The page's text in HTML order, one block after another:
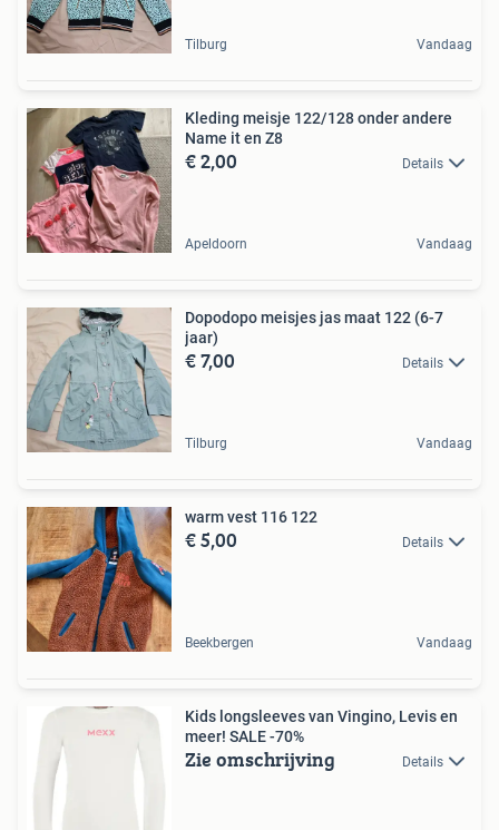
Tilburg Vandaag
Kleding meisje 122/128 onder andere
Name it en Z8
€ 2,00 Details
Apeldoorn Vandaag
Dopodopo meisjes jas maat 122 (6-7
jaar)
€ 7,00 Details
Tilburg Vandaag
warm vest 116 122
€ 5,00 Details
Beekbergen Vandaag
Kids longsleeves van Vingino, Levis en
meer! SALE -70%
Zie omschrijving Details